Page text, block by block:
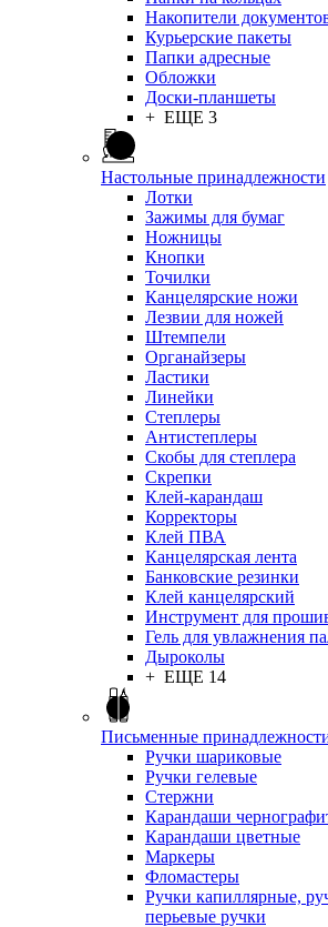
Накопители
Курьерские пакеты
Папки адресные
Обложки
Доски-планшеты
+ ЕЩЕ 3
Настольные принадлежности
Лотки
Зажимы для бумаг
Ножницы
Кнопки
Точилки
Канцелярские ножи
Лезвии для ножей
Штемпели
Органайзеры
Ластики
Линейки
Степлеры
Антистеплеры
Скобы для степлера
Скрепки
Клей-карандаш
Корректоры
Клей ПВА
Канцелярская лента
Банковские резинки
Клей канцелярский
Инструмент для
Гель для увлажнения
Дыроколы
+ ЕЩЕ 14
Письменные
Ручки шариковые
Ручки гелевые
Стержни
Карандаши
Карандаши цветные
Маркеры
Фломастеры
Ручки капиллярные,
перьевые ручки